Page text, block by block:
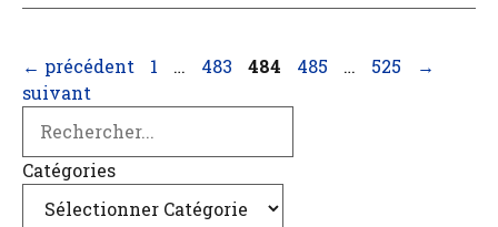
← précédent Page
1 … Page
483 Page
484 Page
485 … Page
525
→
suivant
Catégories